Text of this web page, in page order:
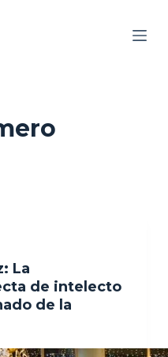
La
de intelecto
de la